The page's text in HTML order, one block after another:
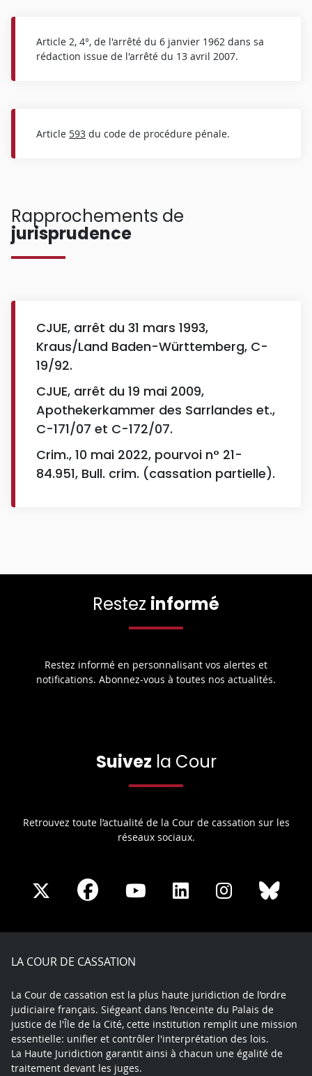
Article 2, 4°, de l'arrêté du 6 janvier 1962 dans sa
rédaction issue de l'arrêté du 13 avril 2007.
Article 593 du code de procédure pénale.
Rapprochements de
jurisprudence
CJUE, arrêt du 31 mars 1993,
Kraus/Land Baden-Württemberg, C-
19/92.
CJUE, arrêt du 19 mai 2009,
Apothekerkammer des Sarrlandes et.,
C-171/07 et C-172/07.
Crim., 10 mai 2022, pourvoi n° 21-
84.951, Bull. crim. (cassation partielle).
Restez informé
Restez informé en personnalisant vos alertes et
notifications. Abonnez-vous à toutes nos actualités.
Suivez la Cour
Retrouvez toute l’actualité de la Cour de cassation sur les
réseaux sociaux.
Share
X
Share
Facebook
Share
Youtube
Share
LinkedIn
Share
Instagram
LA COUR DE CASSATION
La Cour de cassation est la plus haute juridiction de l’ordre
judiciaire français. Siégeant dans l’enceinte du Palais de
justice de l'Île de la Cité, cette institution remplit une mission
essentielle: unifier et contrôler l'interprétation des lois.
La Haute Juridiction garantit ainsi à chacun une égalité de
traitement devant les juges.